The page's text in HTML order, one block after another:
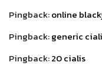
Pingback:online
Pingback:generic
Pingback:20 cialis